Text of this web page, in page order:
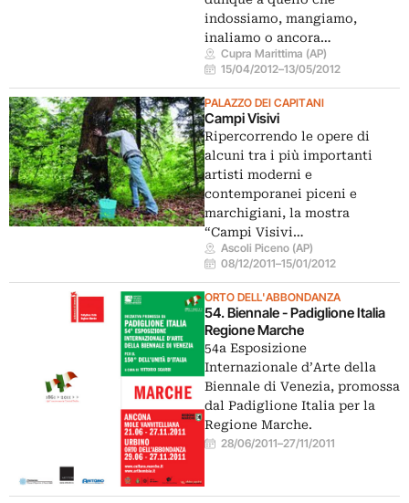
indossiamo, mangiamo,
inaliamo o ancora…
Cupra Marittima (AP)
15/04/2012–13/05/2012
PALAZZO DEI CAPITANI
Campi Visivi
Ripercorrendo le opere di
alcuni tra i più importanti
artisti moderni e
contemporanei piceni e
marchigiani, la mostra
“Campi Visivi…
Ascoli Piceno (AP)
08/12/2011–15/01/2012
ORTO DELL'ABBONDANZA
54. Biennale - Padiglione Italia
Regione Marche
54a Esposizione
Internazionale d’Arte della
Biennale di Venezia, promossa
dal Padiglione Italia per la
Regione Marche.
28/06/2011–27/11/2011